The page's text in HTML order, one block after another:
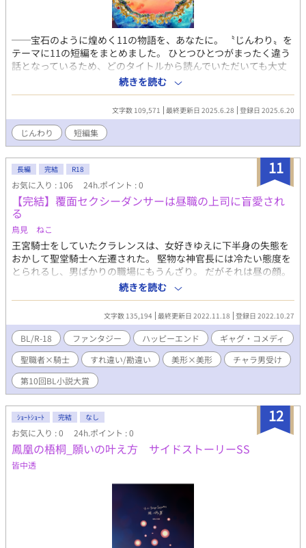
──宝石のように煌めく11の物語を、あなたに。 〝じんわり〟を
テーマに11の短編をまとめました。 ひとつひとつがまったく違う
話となっているため、どのタイトルから読んでいただいても大丈
夫です。 忙しい日々を過ごすあなたの、少しの息抜きとなります
ように。 【お品書き】 1. 繋ぐ (学生・社会人/SF風) 2. Christmas
Carol. (英国/学園/吸血鬼) 3. その、梔子の匂いは (時代物/陰間) 4.
親愛なる強がりに、めいっぱいの雨避けを。(高校生/生徒会) 5. 美
しい君 (英国/貴族) 6. White Christmas. (高校生/記憶喪失) 7. そ
の、魔法の味は (高校生・社会人/オメガバース) 8. 僕の声 (高校生)
9. この世で最も幸せな、3分間の出来事 (高校生・社会人/アイスバ
ース) 10. 友人Aの独白 (社会人) 11. 「あなたが居ない」 (御伽話)
続きを読む
文字数 109,571 最終更新日 2025.6.28 登録日 2025.6.20
じんわり 短編集
11
長編 完結 R18
お気に入り : 106 24h.ポイント : 0
【完結】覆面セクシーダンサーは昼職の上司に盲愛され
る
鳥見 ねこ
王宮騎士をしていたクラレンスは、女好きゆえに下半身の失態を
おかして聖堂騎士へ左遷された。 堅物な神官長には冷たい態度を
とられるし、男ばかりの職場にもうんざり。 だがそれは昼の顔。
クラレンスは夜、女好きなのにゲイ向けのショーパブで覆面セク
シーダンサーをして多額の借金を返済していた。 そんな夜職の職
場に、昼職の上司がやってきた。 あの堅物神官長がゲイ向けショ
ーパブ？ マジ？！ 色々ピンチだけど、昼職では冷たい態度の神
官長との身分を隠した遭遇。 悪戯心が止まらない！！ そんな二重
生活コメディ。 堅物神官長ウォーレン × チャラ男騎士クラレ
ンス ※チャラ男視点、見苦しい独白多数あります ※受け攻めどっ
ちもマッチョ系な設定です ※R18はタイトルの後に＊です ★☆★
第10回BL小説大賞応募作品です。応援いただけると嬉しいです
ダブルワーカーはもうリスクがマネジメントできない 〜夜の風
俗店でお堅い神官長を堕としそうです〜）
続きを読む
文字数 135,194 最終更新日 2022.11.18 登録日 2022.10.27
BL/R-18 ファンタジー ハッピーエンド
ギャグ・コメディ
聖職者×騎士
すれ違い/勘違い 美形×美形
チャラ男受け
第10回BL小説大賞
12
ｼｮｰﾄｼｮｰﾄ 完結 なし
お気に入り : 0 24h.ポイント : 0
鳳凰の梧桐_願いの叶え方 サイドストーリーSS
皆中透